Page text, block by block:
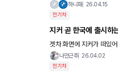
하니파 26.04.15
전기차
지커 곧 한국에 출시하
나만근추 26.04.02
전기차